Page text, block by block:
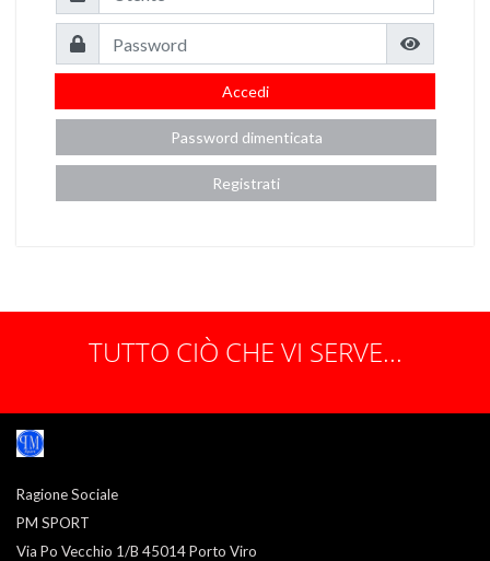
Accedi
Password dimenticata
Registrati
TUTTO CIÒ CHE VI SERVE...
Ragione Sociale
PM SPORT
Via Po Vecchio 1/B 45014 Porto Viro